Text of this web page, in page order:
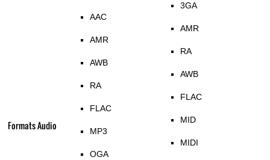
Formats Audio
AAC
AMR
AWB
RA
FLAC
MP3
OGA
3GA
AMR
RA
AWB
FLAC
MID
MIDI